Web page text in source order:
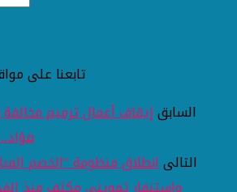
تابعنا على
السابقإيقاف أعمال ترميم
التالىانطلاق منظومة "الخصم